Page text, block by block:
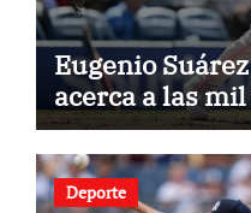
Eugenio
acerca a las
Deporte